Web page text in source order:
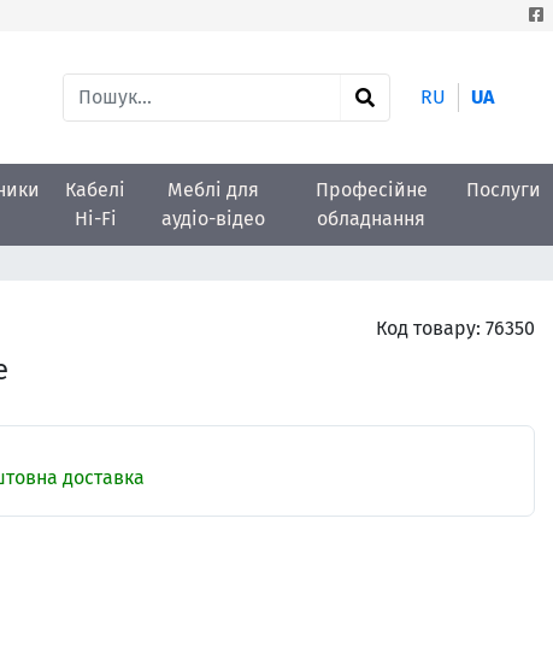
RU UA
Кабелі
Hi-Fi
Меблі для
аудіо-відео
Професійне
обладнання
Послуги
Код товару: 76350
доставка